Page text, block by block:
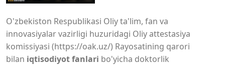
O'zbekiston Respublikasi Oliy ta'lim, fan va
innovasiyalar vazirligi huzuridagi Oliy attestasiya
komissiyasi (https://oak.uz/) Rayosatining qarori
bilan iqtisodiyot fanlari bo'yicha doktorlik